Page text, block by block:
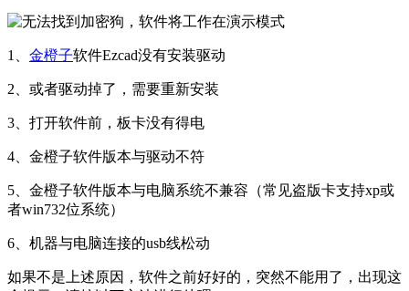
1、 金橙子软件Ezcad没有安装驱动
2、或者驱动掉了，需要重新安装
3、打开软件前，板卡没有得电
4、金橙子软件版本与驱动不符
5、金橙子软件版本与电脑系统不兼容（常见盗版卡支持xp或
者win732位系统）
6、机器与电脑连接的usb线松动
如果不是上述原因，软件之前好好的，突然不能用了，出现这